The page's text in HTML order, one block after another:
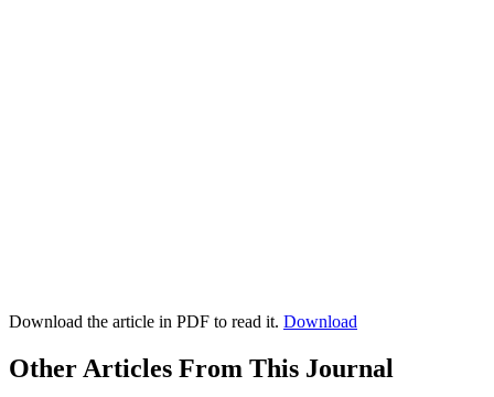
Download the article in PDF to read it. Download
Other Articles From This Journal